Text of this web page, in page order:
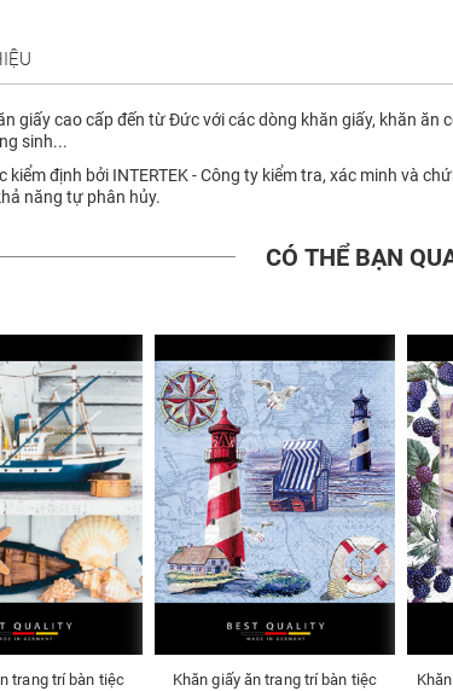
giấy cao cấp đến từ Đức với các dòng khăn giấy, khăn
sinh...
kiểm định bởi INTERTEK - Công ty kiểm tra, xác minh và
năng tự phân hủy.
CÓ THỂ BẠN
trang trí bàn tiệc
Khăn giấy ăn trang trí bàn tiệc